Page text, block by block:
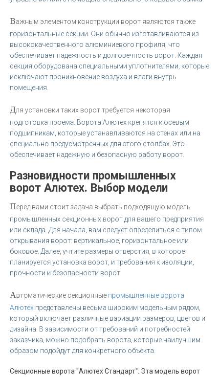
Важным элементом конструкции ворот являются также
горизонтальные секции. Они обычно изготавливаются из
высококачественного алюминиевого профиля, что
обеспечивает надежность и долговечность ворот. Каждая
секция оборудована специальными уплотнителями, которые
исключают проникновение воздуха и влаги внутрь
помещения.
Для установки таких ворот требуется некоторая
подготовка проема. Ворота Алютех крепятся к осевым
подшипникам, которые устанавливаются на стенах или на
специально предусмотренных для этого столбах. Это
обеспечивает надежную и безопасную работу ворот.
Разновидности промышленных
ворот Алютех. Выбор модели
Перед вами стоит задача выбрать подходящую модель
промышленных секционных ворот для вашего предприятия
или склада. Для начала, вам следует определиться с типом
открывания ворот: вертикальное, горизонтальное или
боковое. Далее, учтите размеры отверстия, в которое
планируется установка ворот, и требования к изоляции,
прочности и безопасности ворот.
Автоматические секционные промышленные ворота
Алютех представлены весьма широким модельным рядом,
который включает различные вариации размеров, цветов и
дизайна. В зависимости от требований и потребностей
заказчика, можно подобрать ворота, которые наилучшим
образом подойдут для конкретного объекта.
Секционные ворота "Алютех Стандарт". Эта модель ворот